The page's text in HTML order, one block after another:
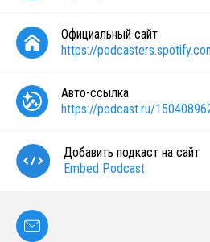
Официальный сайт
https://
Авто-ссылка
https://podcast.ru/
Добавить подкаст на сайт
Embed Podcast